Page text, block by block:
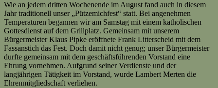
Wie an jedem dritten Wochenende im August fand auch in diesem
Jahr traditionell unser „Pützemichfest“ statt. Bei angenehmen
Temperaturen begannen wir am Samstag mit einem katholischen
Gottesdienst auf dem Grillplatz. Gemeinsam mit unserem
Bürgermeister Klaus Pipke eröffnete Frank Litterscheid mit dem
Fassanstich das Fest. Doch damit nicht genug; unser Bürgermeister
durfte gemeinsam mit dem geschäftsführenden Vorstand eine
Ehrung vornehmen. Aufgrund seiner Verdienste und der
langjährigen Tätigkeit im Vorstand, wurde Lambert Merten die
Ehrenmitgliedschaft verliehen.